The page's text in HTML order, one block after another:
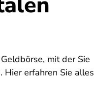
mit der Sie
Hier erfahren Sie alles